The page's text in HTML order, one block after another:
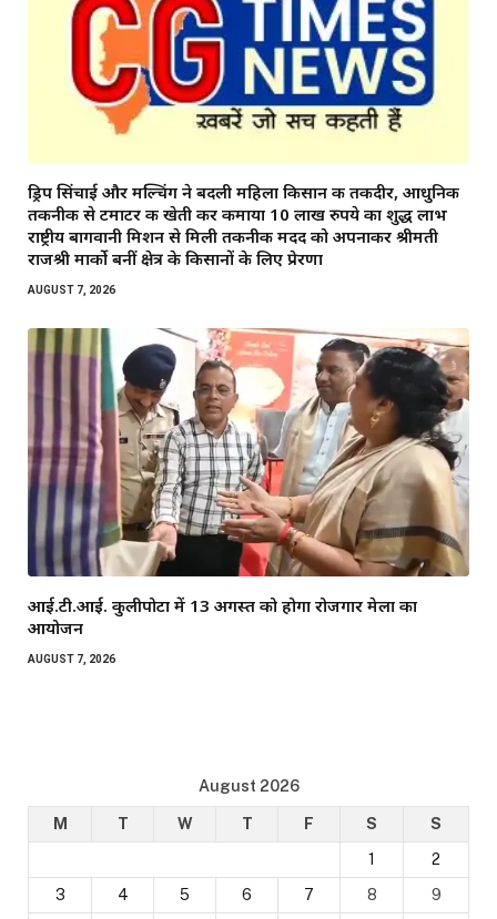
ड्रिप सिंचाई और मल्चिंग ने बदली महिला किसान की तकदीर, आधुनिक
तकनीक से टमाटर की खेती कर कमाया 10 लाख रुपये का शुद्ध लाभ
राष्ट्रीय बागवानी मिशन से मिली तकनीकी मदद को अपनाकर श्रीमती
राजश्री मार्को बनीं क्षेत्र के किसानों के लिए प्रेरणा
AUGUST 7, 2026
आई.टी.आई. कुलीपोटा में 13 अगस्त को होगा रोजगार मेला का
आयोजन
AUGUST 7, 2026
August 2026
M T W T F S
S
1
2
3
4 5 6 7 8
9